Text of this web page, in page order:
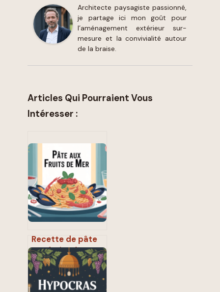
Architecte paysagiste passionné,
je partage ici mon goût pour
l’aménagement extérieur sur-
mesure et la convivialité autour
de la braise.
Articles Qui Pourraient Vous
Intéresser :
Recette de pâte
aux fruits de mer :
la version
crémeuse facile
et savoureuse